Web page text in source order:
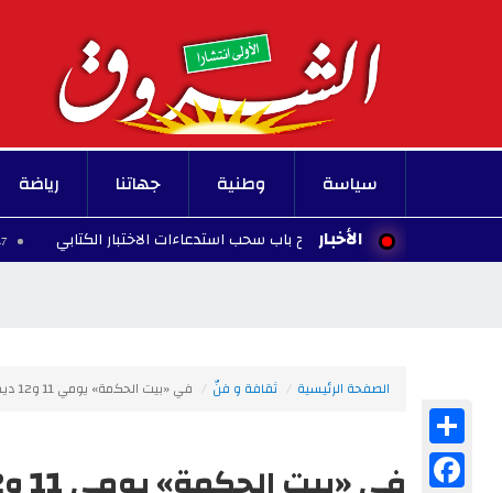
سياسة وطنية جهاتنا رياضة
الأخبار
وزارة التربية تفتح باب سحب استدعاءات الاختبار الكتابي 19:47 - 2026/08/06
الصفحة الرئيسية ثقافة و فنّ في «بيت الحكمة» يومي 11 و12 ديسمبر .. ندوة حول إلغاء العبوديّة في تونس
Facebook